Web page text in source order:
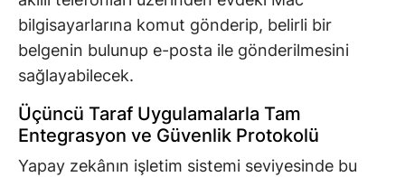
bilgisayarlarına komut gönderip, belirli bir
belgenin bulunup e-posta ile gönderilmesini
sağlayabilecek.
Üçüncü Taraf Uygulamalarla Tam
Entegrasyon ve Güvenlik Protokolü
Yapay zekânın işletim sistemi seviyesinde bu